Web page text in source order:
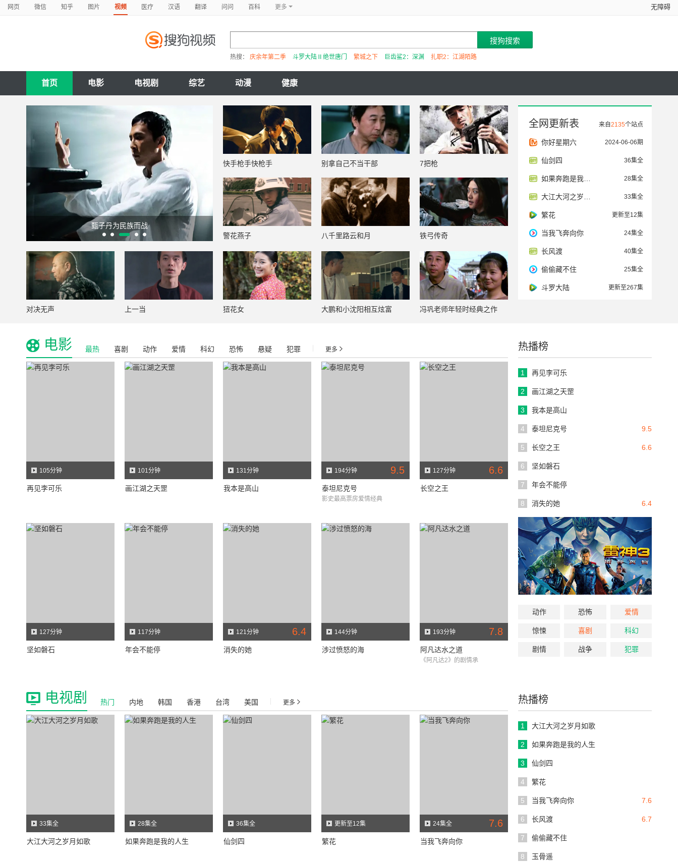
网页 微信 知乎 图片 视频 医疗 汉语 翻译 问问 百科 更多 无障碍
热搜： 庆余年第二季 斗罗大陆Ⅱ绝世唐门 繁城之下 巨齿鲨2：深渊 扎职2：江湖陌路
首页 电影 电视剧 综艺 动漫 健康
来自2135个站点
全网更新表
2024-06-06期
你好星期六
36集全
仙剑四
28集全
33集全
更新至12集
繁花
24集全
当我飞奔向你
40集全
长风渡
25集全
偷偷藏不住
更新至267集
斗罗大陆
甄子丹为民族而战
快手枪手快枪手 别拿自己不当干部 7把枪
警花燕子 八千里路云和月 铁弓传奇
对决无声 上一当 狃花女 大鹏和小沈阳相互炫富 冯巩老师年轻时经典之作
热播榜
1 再见李可乐
2 画江湖之天罡
3 我本是高山
9.5
4 泰坦尼克号
6.6
5 长空之王
6 坚如磐石
7 年会不能停
6.4
8 消失的她
动作 恐怖 爱情
惊悚 喜剧 科幻
剧情 战争 犯罪
电影 最热 喜剧 动作 爱情 科幻 恐怖 悬疑 犯罪 更多
105分钟
再见李可乐
101分钟
画江湖之天罡
131分钟
我本是高山
9.5
194分钟
泰坦尼克号
影史最高票房爱情经典
6.6
127分钟
长空之王
127分钟
坚如磐石
117分钟
年会不能停
6.4
121分钟
消失的她
144分钟
涉过愤怒的海
7.8
193分钟
阿凡达水之道
《阿凡达2》的剧情承
热播榜
1 大江大河之岁月如歌
2 如果奔跑是我的人生
3 仙剑四
4 繁花
7.6
5 当我飞奔向你
6.7
6 长风渡
7 偷偷藏不住
8 玉骨遥
电视剧 热门 内地 韩国 香港 台湾 美国 更多
33集全
大江大河之岁月如歌
28集全
如果奔跑是我的人生
36集全
仙剑四
更新至12集
繁花
7.6
24集全
当我飞奔向你